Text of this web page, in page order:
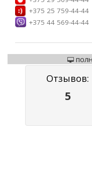
+375 25 759-44-44
+375 44 569-44-44
Отзывов:
5